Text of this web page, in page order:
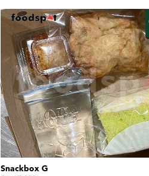
Snackbox G